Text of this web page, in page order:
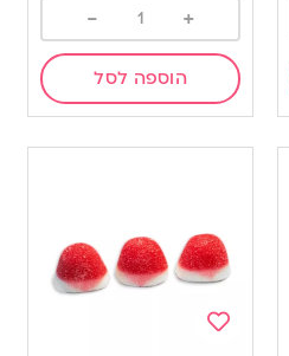
+
-
הוספה לסל